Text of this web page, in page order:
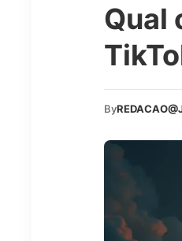
Qual
By